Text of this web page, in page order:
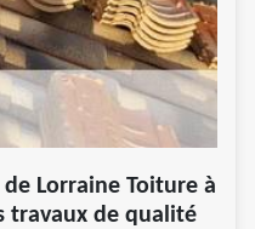
de Lorraine Toiture à
travaux de qualité